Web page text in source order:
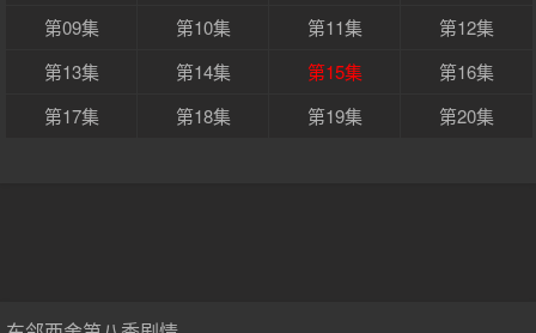
第09集
第10集 第11集
第12集
第13集
第14集 第15集
第16集
第17集
第18集 第19集 第20集